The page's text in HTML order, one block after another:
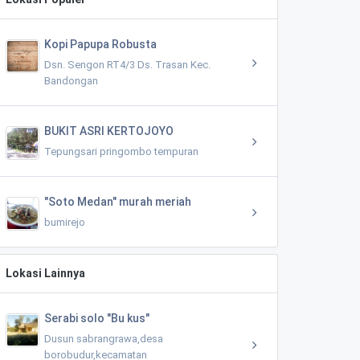
Kopi Papupa Robusta
Dsn. Sengon RT4/3 Ds. Trasan Kec.
Bandongan
BUKIT ASRI KERTOJOYO
Tepungsari pringombo tempuran
"Soto Medan" murah meriah
bumirejo
Lokasi Lainnya
Serabi solo "Bu kus"
Dusun sabrangrawa,desa
borobudur,kecamatan